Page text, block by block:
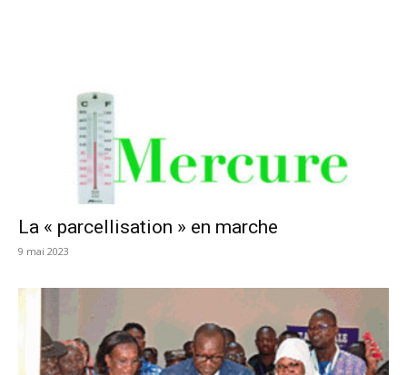
La « parcellisation » en marche
9 mai 2023